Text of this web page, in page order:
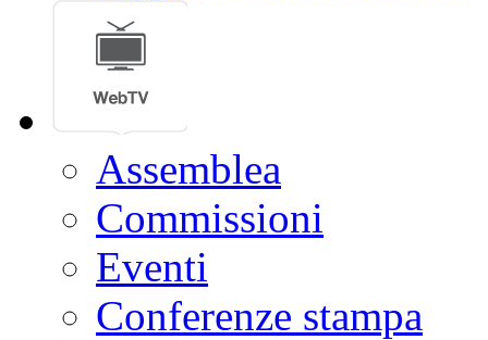
Assemblea
Commissioni
Eventi
Conferenze stampa